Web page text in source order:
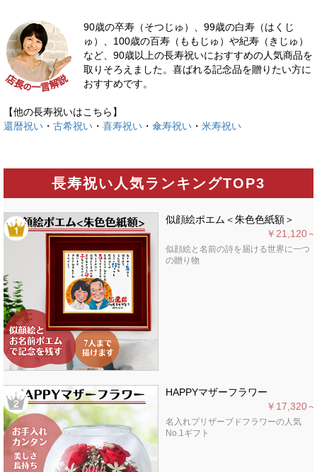
90歳の卒寿（そつじゅ）、99歳の白寿（はくじ
ゅ）、100歳の百寿（ももじゅ）や紀寿（きじゅ）
など、90歳以上の長寿祝いにおすすめの人気商品を
取りそろえました。喜ばれる記念品を贈りたい方に
おすすめです。
【他の長寿祝いはこちら】
還暦祝い ・ 古希祝い ・ 喜寿祝い ・ 傘寿祝い ・ 米寿祝い
長寿祝い人気ランキングTOP3
似顔絵ポエム＜朱色色紙額＞
￥21,120～
似顔絵と名前の詩を届ける世界に一つ
の贈り物
HAPPYマザーフラワー
￥17,320～
名入れプリザーブドフラワーの人気
No.1ギフト